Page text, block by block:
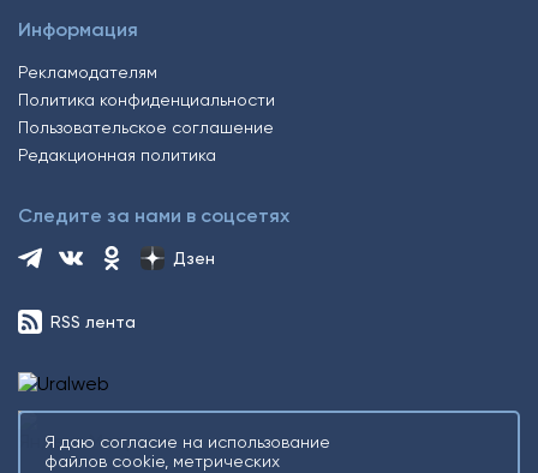
Информация
Рекламодателям
Политика конфиденциальности
Пользовательское соглашение
Редакционная политика
Следите за нами в соцсетях
Дзен
RSS лента
Я даю согласие на использование
файлов cookie, метрических